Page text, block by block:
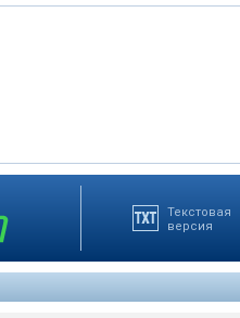
Текстовая
версия
парусному фрегату
саммиту АТЭС-
мотивам" изменить курс
согласно плану,
порту Сан-Франциско
Press
Владивосток 14
он посетит порты 15
Press